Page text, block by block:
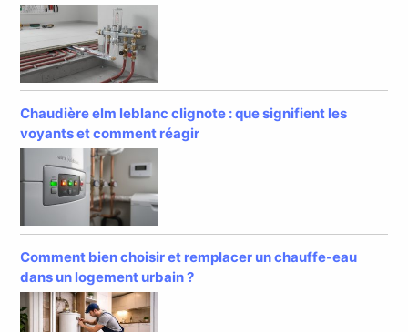
Chaudière elm leblanc clignote : que signifient les
voyants et comment réagir
Comment bien choisir et remplacer un chauffe-eau
dans un logement urbain ?